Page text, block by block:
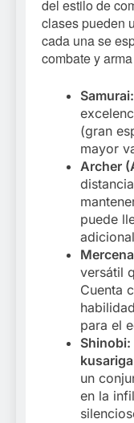
del estilo de
clases pueden
cada una se
combate y
Samurai:
(gran
mayor
Archer
puede
versátil
Cuenta
para el
Shinobi:
un
en la